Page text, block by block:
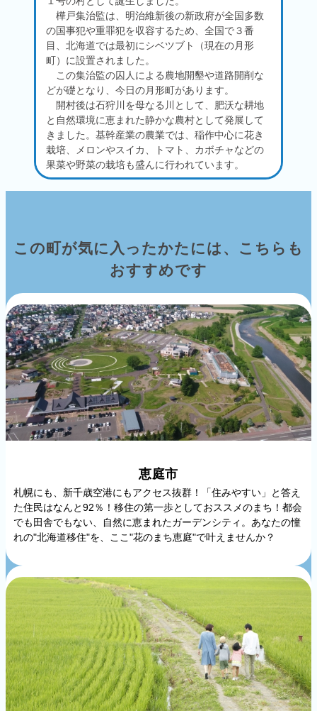
樺戸集治監は、明治維新後の新政府が全国多数
の国事犯や重罪犯を収容するため、全国で３番
目、北海道では最初にシベツブト（現在の月形
町）に設置されました。
この集治監の囚人による農地開墾や道路開削な
どが礎となり、今日の月形町があります。
開村後は石狩川を母なる川として、肥沃な耕地
と自然環境に恵まれた静かな農村として発展して
きました。基幹産業の農業では、稲作中心に花き
栽培、メロンやスイカ、トマト、カボチャなどの
果菜や野菜の栽培も盛んに行われています。
この町が気に入ったかたには、こちらも
おすすめです
恵庭市
札幌にも、新千歳空港にもアクセス抜群！「住みやすい」と答え
た住民はなんと92％！移住の第一歩としておススメのまち！都会
でも田舎でもない、自然に恵まれたガーデンシティ。あなたの憧
れの"北海道移住"を、ここ"花のまち恵庭"で叶えませんか？